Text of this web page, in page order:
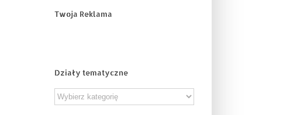
Twoja Reklama
Działy tematyczne
Działy
tematyczne